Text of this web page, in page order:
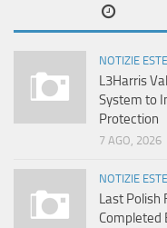
NOTIZIE
L3Harris
System to
Protection
7 AGO, 2026
NOTIZIE
Last Polish
Completed